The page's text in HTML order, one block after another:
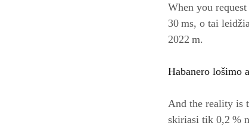
When you
30 ms, o tai
2022 m.
Habanero lošimo
And the reality is
skiriasi tik 0,2 %